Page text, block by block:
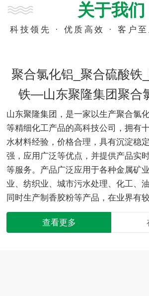
关于我们
科技领先 · 优质高效 · 客户
聚合氯化铝_聚合硫酸铁
铁—山东聚隆集团聚合
山东聚隆集团，是一家以生产聚合氯
等精细化工产品的高科技公司，拥有
水材料经验，价格合理，具有沉淀稳
强，应用广泛等优点，并提供产品实
等服务。产品广泛应用于各种金属矿
业、纺织业、城市污水处理、化工、
同时生产制香胶粉等产品，在业界有
查看更多